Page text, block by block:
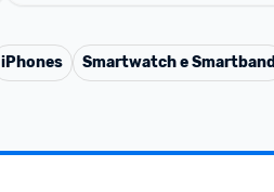
iPhones Smartwatch e Smartband